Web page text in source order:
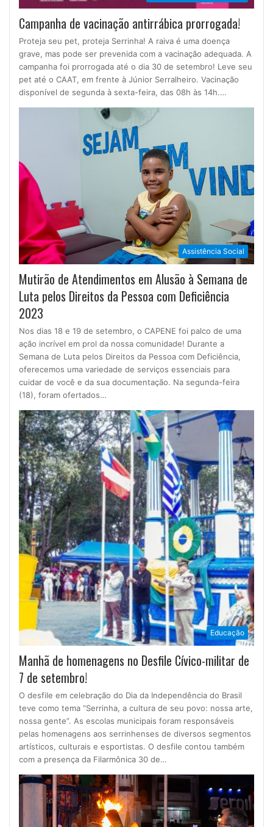
Campanha de vacinação antirrábica prorrogada!
Proteja seu pet, proteja Serrinha! A raiva é uma doença
grave, mas pode ser prevenida com a vacinação adequada. A
campanha foi prorrogada até o dia 30 de setembro! Leve seu
pet até o CAAT, em frente à Júnior Serralheiro. Vacinação
disponível de segunda à sexta-feira, das 08h às 14h.…
Assistência Social
Mutirão de Atendimentos em Alusão à Semana de
Luta pelos Direitos da Pessoa com Deficiência
2023
Nos dias 18 e 19 de setembro, o CAPENE foi palco de uma
ação incrível em prol da nossa comunidade! Durante a
Semana de Luta pelos Direitos da Pessoa com Deficiência,
oferecemos uma variedade de serviços essenciais para
cuidar de você e da sua documentação. Na segunda-feira
(18), foram ofertados…
Educação
Manhã de homenagens no Desfile Cívico-militar de
7 de setembro!
O desfile em celebração do Dia da Independência do Brasil
teve como tema “Serrinha, a cultura de seu povo: nossa arte,
nossa gente”. As escolas municipais foram responsáveis
pelas homenagens aos serrinhenses de diversos segmentos
artísticos, culturais e esportistas. O desfile contou também
com a presença da Filarmônica 30 de…